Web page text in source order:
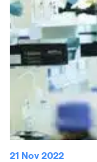
21 Nov 2022